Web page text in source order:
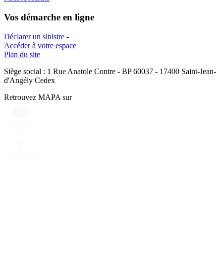
Vos démarche en ligne
Déclarer un sinistre -
Accéder à votre espace
Plan du site
Siège social : 1 Rue Anatole Contre - BP 60037 - 17400 Saint-Jean-
d'Angély Cedex
Retrouvez MAPA sur